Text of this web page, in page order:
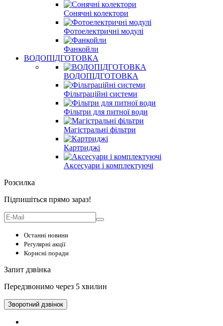
Сонячні колектори
Фотоелектричні модулі
Фанкойли
ВОДОПІДГОТОВКА
ВОДОПІДГОТОВКА
Фільтраційні системи
Фільтри для питної води
Магістральні фільтри
Картриджі
Аксесуари і комплектуючі
Розсилка
Підпишіться прямо зараз!
Останні новини
Регулярні акції
Корисні поради
Запит дзвінка
Передзвонимо через 5 хвилин
Зворотний дзвінок